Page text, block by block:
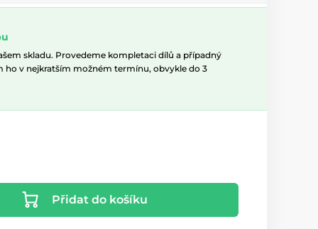
skladu. Provedeme kompletaci dílů a případný
ho v nejkratším možném termínu, obvykle do 3
Přidat do košíku